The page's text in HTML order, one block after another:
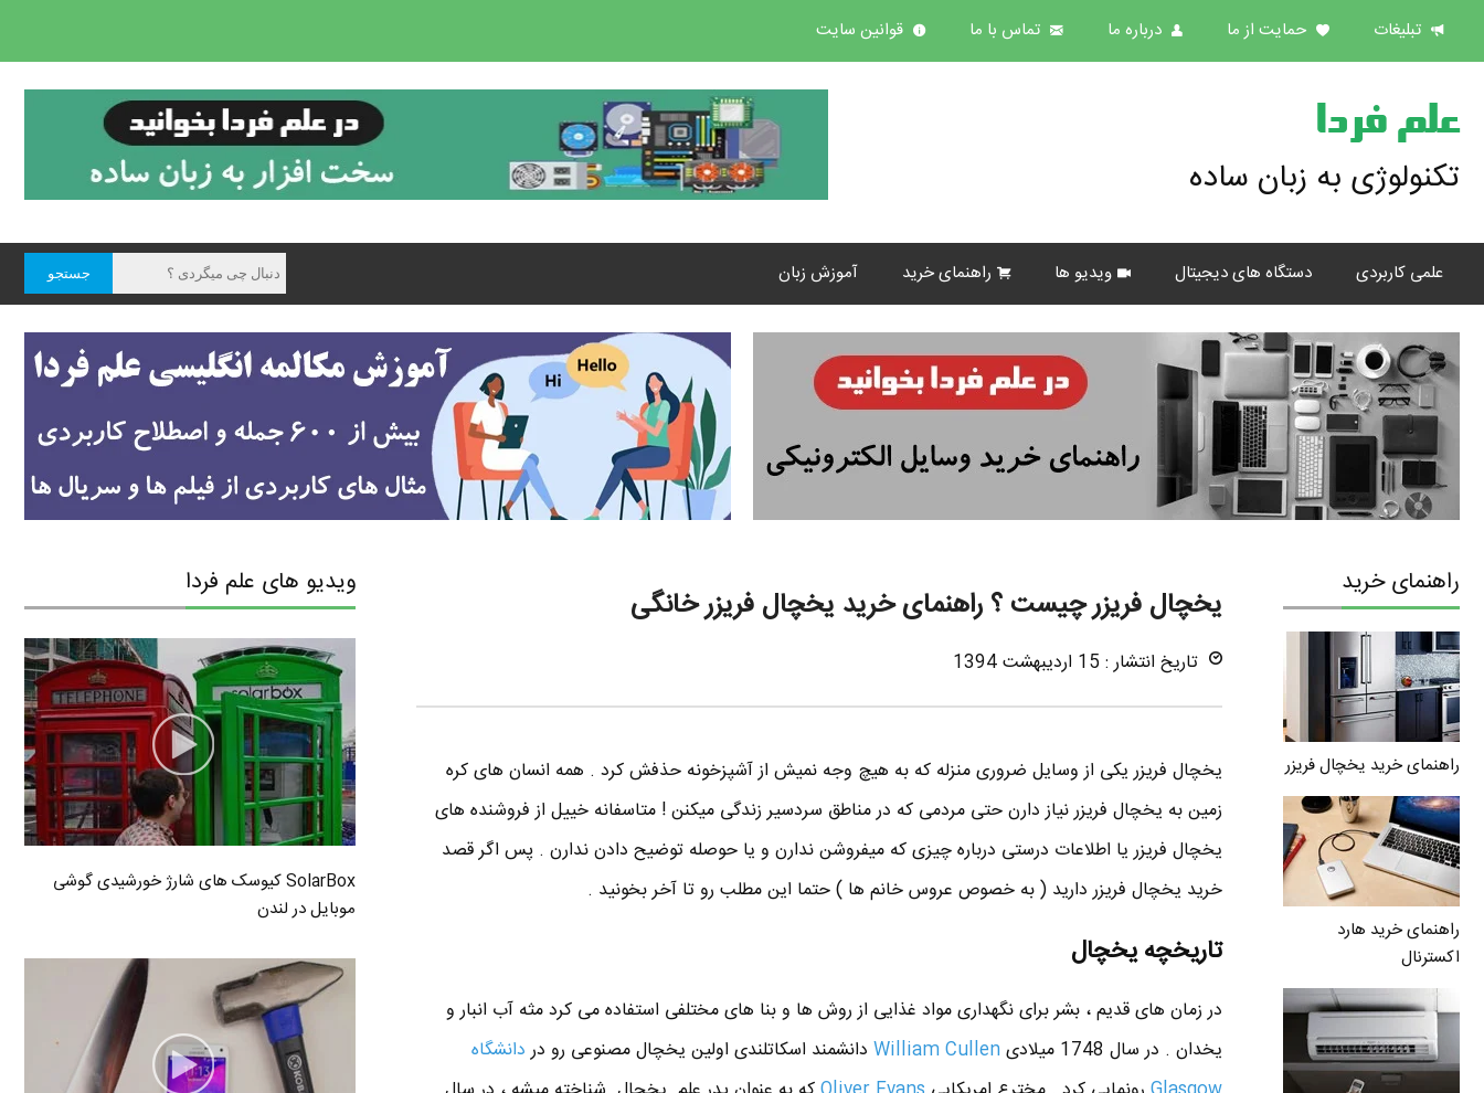
تبلیغات حمایت از ما درباره ما تماس با ما قوانین سایت
علم فردا
تکنولوژی به زبان ساده
علمی کاربردی دستگاه های دیجیتال ویدیو ها راهنمای خرید آموزش زبان
راهنمای خرید
راهنمای خرید یخچال فریزر
راهنمای خرید هارد
اکسترنال
یخچال فریزر چیست ؟ راهنمای خرید یخچال فریزر خانگی
تاریخ انتشار : 15 اردیبهشت 1394
یخچال فریزر یکی از وسایل ضروری منزله که به هیچ وجه نمیش از آشپزخونه حذفش کرد . همه انسان های کره
زمین به یخچال فریزر نیاز دارن حتی مردمی که در مناطق سردسیر زندگی میکنن ! متاسفانه خییل از فروشنده های
یخچال فریزر یا اطلاعات درستی درباره چیزی که میفروشن ندارن و یا حوصله توضیح دادن ندارن . پس اگر قصد
خرید یخچال فریزر دارید ( به خصوص عروس خانم ها ) حتما این مطلب رو تا آخر بخونید .
تاریخچه یخچال
در زمان های قدیم ، بشر برای نگهداری مواد غذایی از روش ها و بنا های مختلفی استفاده می کرد مثه آب انبار و
یخدان . در سال 1748 میلادی
William Cullen دانشمند اسکاتلندی اولین یخچال مصنوعی رو دردانشگاه
ویدیو های علم فردا
SolarBox کیوسک های شارژ خورشیدی گوشی
موبایل در لندن